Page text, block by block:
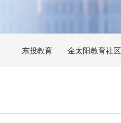
东投教育 金太阳教育社区